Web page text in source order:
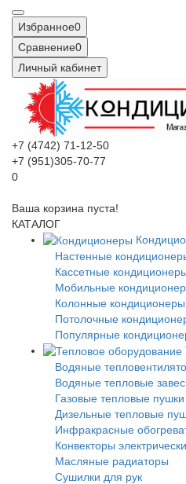
Избранное0
Сравнение0
Личный кабинет
+7 (4742) 71-12-50
+7 (951)305-70-77
0
Ваша корзина пуста!
КАТАЛОГ
Настенные
Кассетные
Мобильные
Колонные кондиционеры
Потолочные
Популярные
Водяные
Водяные тепловые
Газовые тепловые пушки
Дизельные тепловые
Инфракрасные
Конвекторы
Масляные радиаторы
Сушилки для рук